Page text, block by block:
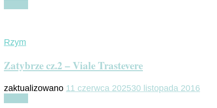
Rzym
Zatybrze cz.2 – Viale Trastevere
zaktualizowano 11 czerwca 202530 listopada 2016